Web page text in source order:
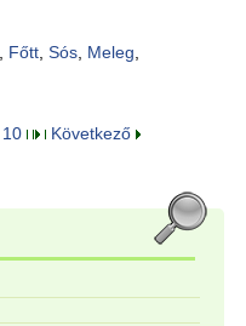
Főtt, Sós, Meleg
10 Következő